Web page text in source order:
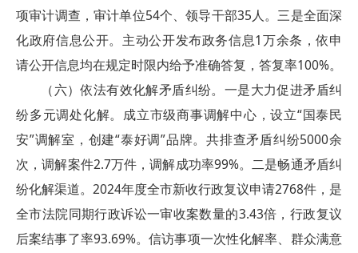
项审计调查，审计单位54个、领导干部35人。三是全面深
化政府信息公开。主动公开发布政务信息1万余条，依申
请公开信息均在规定时限内给予准确答复，答复率100%。
（六）依法有效化解矛盾纠纷。一是大力促进矛盾纠
纷多元调处化解。成立市级商事调解中心，设立“国泰民
安”调解室，创建“泰好调”品牌。共排查矛盾纠纷5000余
次，调解案件2.7万件，调解成功率99%。二是畅通矛盾纠
纷化解渠道。2024年度全市新收行政复议申请2768件，是
全市法院同期行政诉讼一审收案数量的3.43倍，行政复议
后案结事了率93.69%。信访事项一次性化解率、群众满意